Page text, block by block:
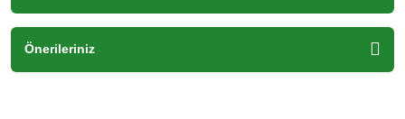
Önerileriniz